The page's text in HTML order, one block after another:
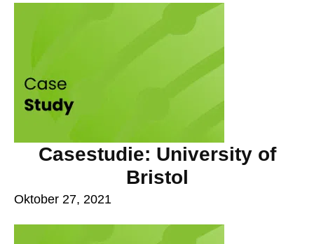
Casestudie: University of
Bristol
Oktober 27, 2021